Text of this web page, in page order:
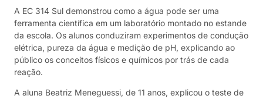
A EC 314 Sul demonstrou como a água pode ser uma
ferramenta científica em um laboratório montado no estande
da escola. Os alunos conduziram experimentos de condução
elétrica, pureza da água e medição de pH, explicando ao
público os conceitos físicos e químicos por trás de cada
reação.
A aluna Beatriz Meneguessi, de 11 anos, explicou o teste de